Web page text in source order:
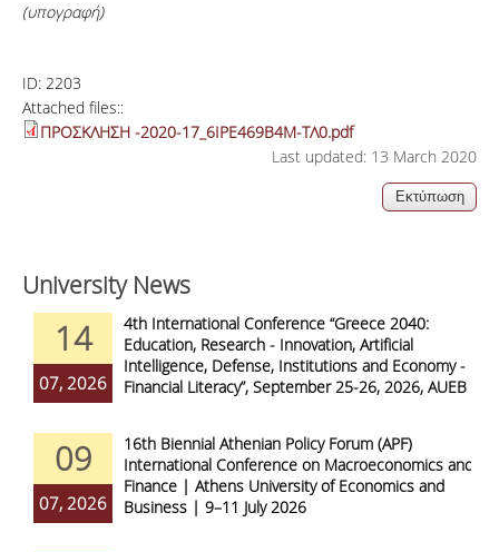
(υπογραφή)
ID: 2203
Attached files::
ΠΡΟΣΚΛΗΣΗ -2020-17_6ΙΡΕ469Β4Μ-ΤΛ0.pdf
Last updated: 13 March 2020
University News
14
07, 2026
4th International Conference “Greece 2040:
Education, Research - Innovation, Artificial
Intelligence, Defense, Institutions and Economy -
Financial Literacy”, September 25-26, 2026, AUEB
09
07, 2026
16th Biennial Athenian Policy Forum (APF)
International Conference on Macroeconomics and
Finance | Athens University of Economics and
Business | 9–11 July 2026